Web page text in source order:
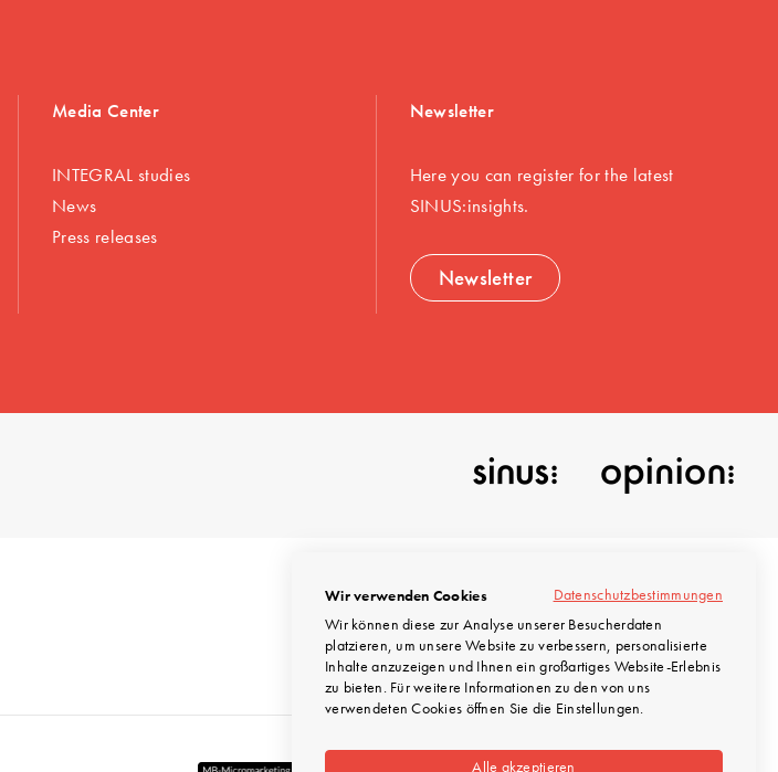
Media Center
INTEGRAL studies
News
Press releases
Newsletter
Here you can register for the latest
SINUS:insights.
Newsletter
© INTEGRAL Marktforschung 2026
Datenschutzbestimmungen
Wir verwenden Cookies
Wir können diese zur Analyse unserer Besucherdaten
platzieren, um unsere Website zu verbessern, personalisierte
Inhalte anzuzeigen und Ihnen ein großartiges Website-Erlebnis
zu bieten. Für weitere Informationen zu den von uns
verwendeten Cookies öffnen Sie die Einstellungen.
Alle akzeptieren